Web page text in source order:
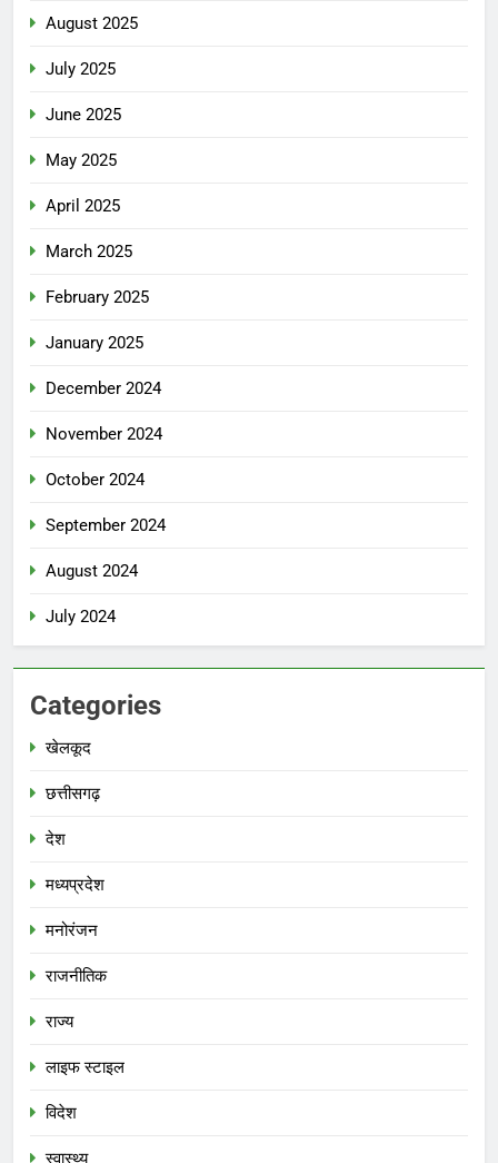
August 2025
July 2025
June 2025
May 2025
April 2025
March 2025
February 2025
January 2025
December 2024
November 2024
October 2024
September 2024
August 2024
July 2024
Categories
खेलकूद
छत्तीसगढ़
देश
मध्‍यप्रदेश
मनोरंजन
राजनीतिक
राज्य
लाइफ स्टाइल
विदेश
स्‍वास्‍थ्‍य